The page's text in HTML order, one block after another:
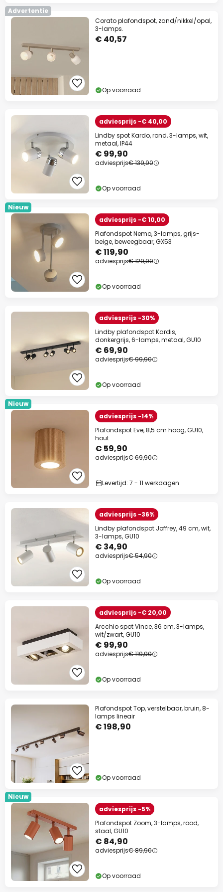
Advertentie
Corato plafondspot, zand/nikkel/opal,
3-lamps.
€ 40,57
Op voorraad
adviesprijs -€ 40,00
Lindby spot Kardo, rond, 3-lamps, wit,
metaal, IP44
€ 99,90
adviesprijs€ 139,90
Op voorraad
Nieuw
adviesprijs -€ 10,00
Plafondspot Nemo, 3-lamps, grijs-
beige, beweegbaar, GX53
€ 119,90
adviesprijs€ 129,90
Op voorraad
adviesprijs -30%
Lindby plafondspot Kardis,
donkergrijs, 6-lamps, metaal, GU10
€ 69,90
adviesprijs€ 99,90
Op voorraad
Nieuw
adviesprijs -14%
Plafondspot Eve, 8,5 cm hoog, GU10,
hout
€ 59,90
adviesprijs€ 69,90
Levertijd: 7 - 11 werkdagen
adviesprijs -36%
Lindby plafondspot Joffrey, 49 cm, wit,
3-lamps, GU10
€ 34,90
adviesprijs€ 54,90
Op voorraad
adviesprijs -€ 20,00
Arcchio spot Vince, 36 cm, 3-lamps,
wit/zwart, GU10
€ 99,90
adviesprijs€ 119,90
Op voorraad
Plafondspot Top, verstelbaar, bruin, 8-
lamps lineair
€ 198,90
Op voorraad
Nieuw
adviesprijs -5%
Plafondspot Zoom, 3-lamps, rood,
staal, GU10
€ 84,90
adviesprijs€ 89,90
Op voorraad